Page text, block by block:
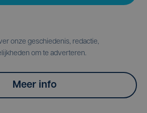
onze geschiedenis, redactie,
om te adverteren.
Meer info